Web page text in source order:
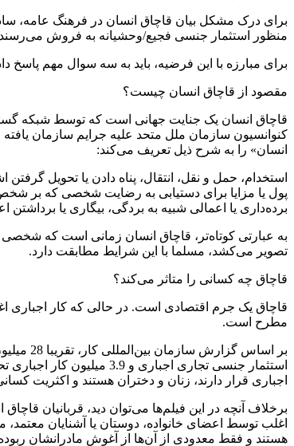
برای درک مشکل بیان قاچاق انسان در فرهنگ عامه،
‌منظور استثمار جنسی فجیع/وحشیانه به فروش
برای مبارزه با این فرضیه، باید به سه سوال مهم
مقصود از قاچاق انسان چیست؟
قاچاق انسان یک جنایت جهانی است که توسط شبکه
انسان» را به شرح ذیل تعریف می‌کند:
استخدام، حمل و نقل، انتقال، پناه دادن یا تحویل
پول یا مزایا برای دستیابی به رضایت شخصی که بر
برده‌داری یا اعمالی شبیه به بردگی، بیگاری یا
به عبارتی کوتاه‌تر، قاچاق انسان زمانی است که شخصی
تصویر می‌کشد، مسلما با این شرایط مطابقت دارد.
قاچاق چه کسانی را متاثر می‌کند؟
قاچاق یک جرم اقتصادی است. در حالی که کار
مطرح است.
استثمار جنسی تجاری
اجباری قرار دارند، زنان و دختران هستند و اکثریت
برخلاف آنچه در این فیلم‌ها می‌توان دید، قربانیان
اغلب توسط اعضای خانواده، دوستان یا آشنایان
هستند و فقط معدودی از آن‌ها از آغوش مادرانشان